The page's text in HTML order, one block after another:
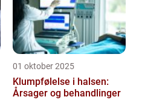
01 oktober 2025
Klumpfølelse i halsen:
Årsager og behandlinger